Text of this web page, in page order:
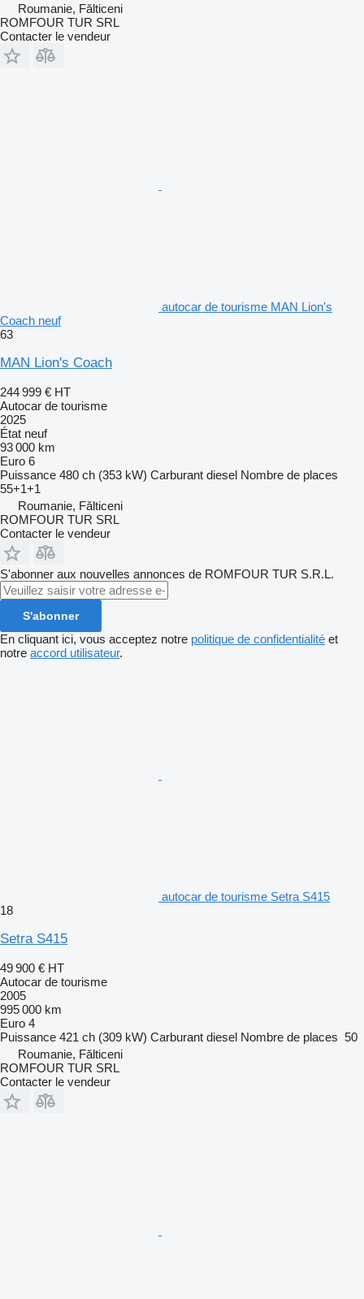
Roumanie, Fălticeni
ROMFOUR TUR SRL
Contacter le vendeur
autocar de tourisme MAN Lion's
Coach neuf
63
MAN Lion's Coach
244 999 € HT
Autocar de tourisme
2025
État neuf
93 000 km
Euro 6
Puissance 480 ch (353 kW) Carburant diesel Nombre de places
55+1+1
Roumanie, Fălticeni
ROMFOUR TUR SRL
Contacter le vendeur
S'abonner aux nouvelles annonces de ROMFOUR TUR S.R.L.
S'abonner
En cliquant ici, vous acceptez notre politique de confidentialité et
notre accord utilisateur.
autocar de tourisme Setra S415
18
Setra S415
49 900 € HT
Autocar de tourisme
2005
995 000 km
Euro 4
Puissance 421 ch (309 kW) Carburant diesel Nombre de places 50
Roumanie, Fălticeni
ROMFOUR TUR SRL
Contacter le vendeur